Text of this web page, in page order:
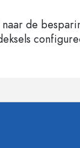
de